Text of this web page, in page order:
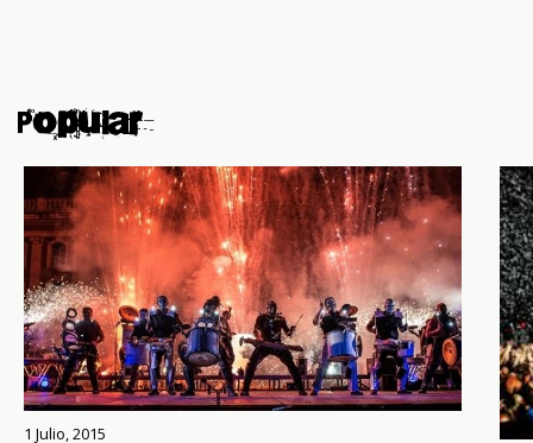
Popular
1 Julio, 2015